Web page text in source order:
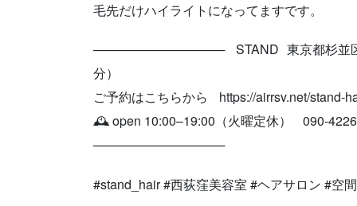
毛先だけハイライトになってますです。
─────────────── STAND 東京都杉並区
分）
ご予約はこちらから https://airrsv.net/stand-
🕰 open 10:00–19:00（火曜定休） ︎ 090-
───────────────
#stand_hair #西荻窪美容室 #ヘアサロン #空